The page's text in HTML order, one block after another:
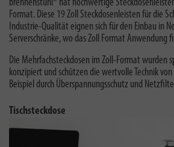
brennenstuhl® hat hochwertige
Format. Diese 19 Zoll Steckdosenleisten für die
Industrie-Qualität eignen sich für den Einbau in
Serverschränke, wo das Zoll Format Anwendung
Die Mehrfachsteckdosen im Zoll-Format wurden
konzipiert und schützen die wertvolle Technik
Beispiel durch Überspannungsschutz und
Tischsteckdose